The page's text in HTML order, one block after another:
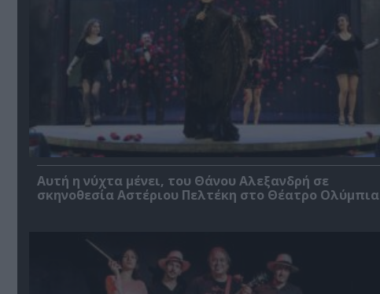
Αυτή η νύχτα μένει, του Θάνου Αλεξανδρή σε
σκηνοθεσία Αστέριου Πελτέκη στο Θέατρο Ολύμπια